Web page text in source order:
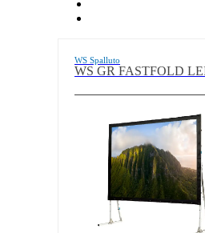
WS Spalluto
WS GR FASTFOLD